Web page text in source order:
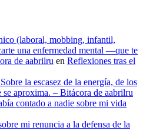
(laboral, mobbing, infantil,
una enfermedad mental —que te
de aabrilru en Reflexiones tras el
la escasez de la energía, de los
aproxima. – Bitácora de aabrilru
contado a nadie sobre mi vida
mi renuncia a la defensa de la